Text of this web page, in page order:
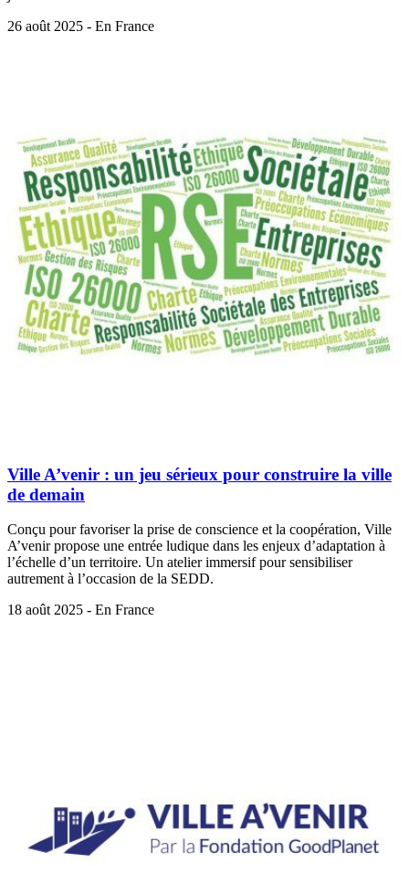
26 août 2025 - En France
Ville A’venir : un jeu sérieux pour construire la ville
de demain
Conçu pour favoriser la prise de conscience et la coopération, Ville
A’venir propose une entrée ludique dans les enjeux d’adaptation à
l’échelle d’un territoire. Un atelier immersif pour sensibiliser
autrement à l’occasion de la SEDD.
18 août 2025 - En France